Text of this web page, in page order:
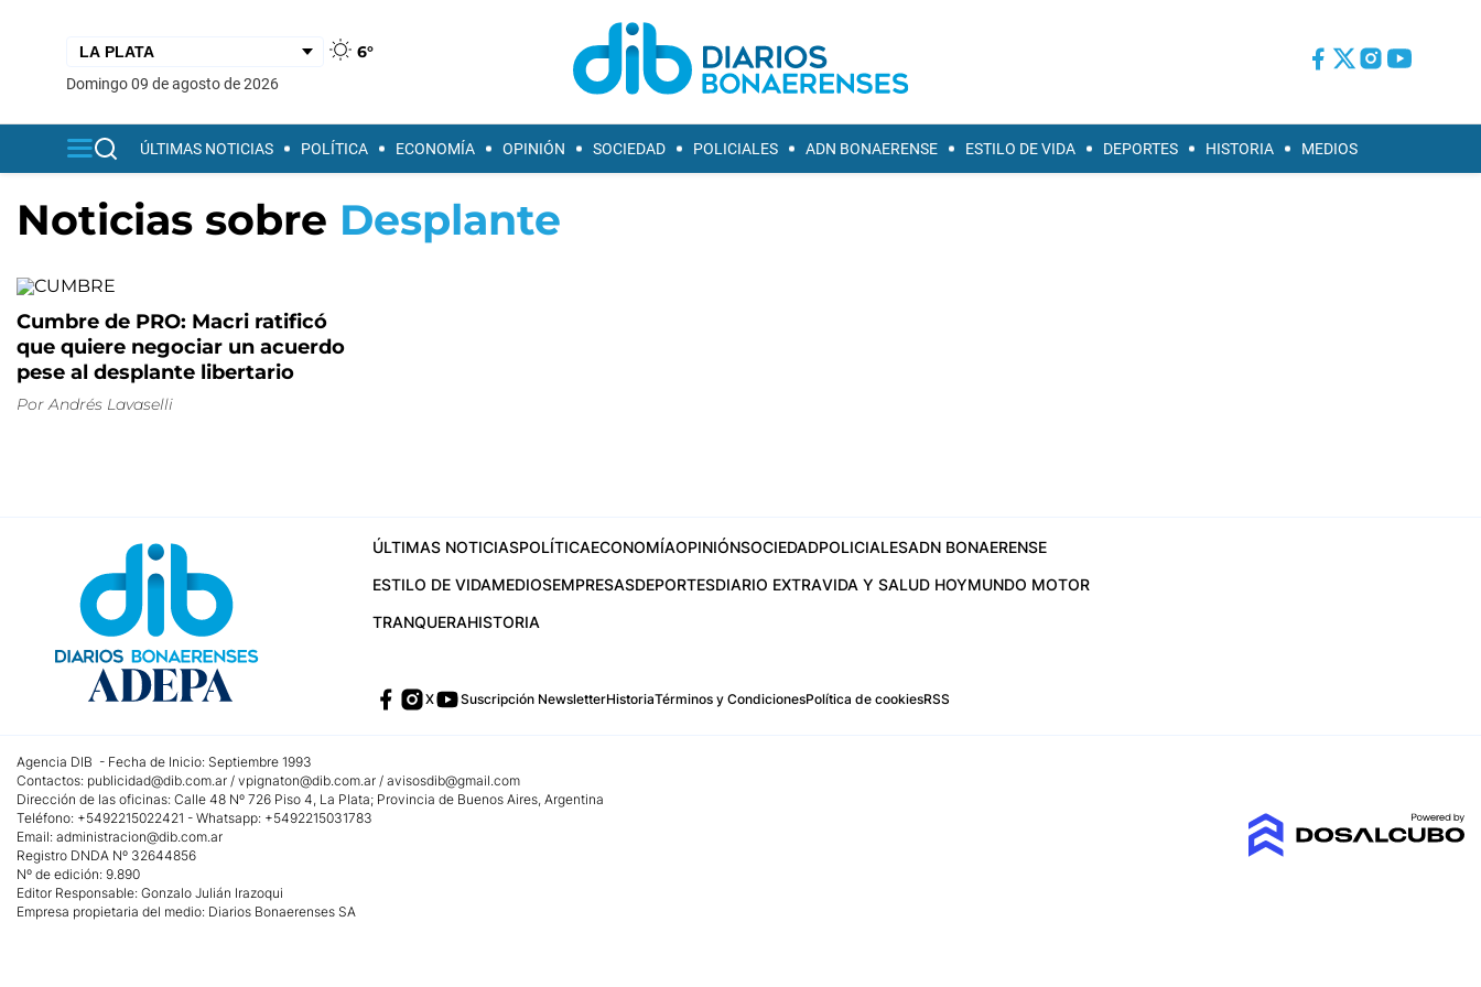
6°
domingo 09 de agosto de 2026
ÚLTIMAS NOTICIAS POLÍTICA ECONOMÍA OPINIÓN SOCIEDAD POLICIALES ADN BONAERENSE ESTILO DE VIDA DEPORTES HISTORIA MEDIOS
Noticias sobre Desplante
Cumbre de PRO: Macri ratificó
que quiere negociar un acuerdo
pese al desplante libertario
Por Andrés Lavaselli
ÚLTIMAS NOTICIASPOLÍTICAECONOMÍAOPINIÓNSOCIEDADPOLICIALESADN BONAERENSE
ESTILO DE VIDAMEDIOSEMPRESASDEPORTESDIARIO EXTRAVIDA Y SALUD HOYMUNDO MOTOR
TRANQUERAHISTORIA
X Suscripción NewsletterHistoriaTérminos y CondicionesPolítica de cookiesRSS
Agencia DIB - Fecha de Inicio: Septiembre 1993
Contactos: publicidad@dib.com.ar / vpignaton@dib.com.ar / avisosdib@gmail.com
Dirección de las oficinas: Calle 48 Nº 726 Piso 4, La Plata; Provincia de Buenos Aires, Argentina
Teléfono: +5492215022421 - Whatsapp: +5492215031783
Email: administracion@dib.com.ar
Registro DNDA Nº 32644856
Nº de edición: 9.890
Editor Responsable: Gonzalo Julián Irazoqui
Empresa propietaria del medio: Diarios Bonaerenses SA